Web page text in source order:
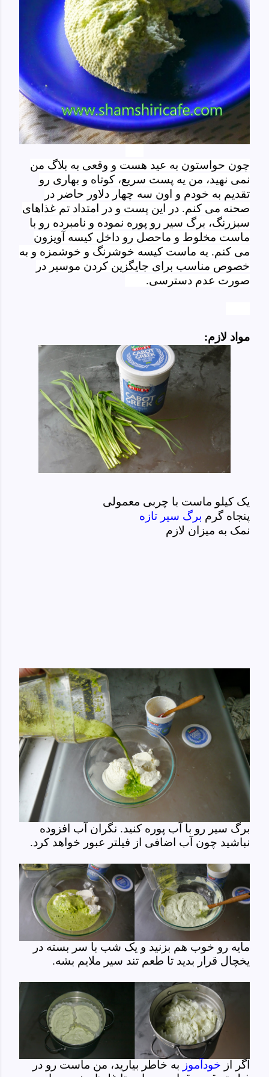
چون حواستون به عید هست و وقعی به بلاگ من
نمی نهید، من یه پست سریع، کوتاه و بهاری رو
تقدیم به خودم و اون سه چهار دلاور حاضر در
صحنه می کنم. در این پست و در امتداد تم غذاهای
سبزرنگ، برگ سیر رو پوره نموده و نامبرده رو با
ماست مخلوط و ماحصل رو داخل کیسه آویزون
می کنم. یه ماست کیسه خوشرنگ و خوشمزه و به
خصوص مناسب برای جایگزین کردن موسیر در
صورت عدم دسترسی.
مواد لازم:
یک کیلو ماست با چربی معمولی
پنجاه گرم برگ سیر تازه
نمک به میزان لازم
برگ سیر رو با آب پوره کنید. نگران آب افزوده
نباشید چون آب اضافی از فیلتر عبور خواهد کرد.
مایه رو خوب هم بزنید و یک شب با سر بسته در
یخچال قرار بدید تا طعم تند سیر ملایم بشه.
اگر از خودآموز به خاطر بیارید، من ماست رو در